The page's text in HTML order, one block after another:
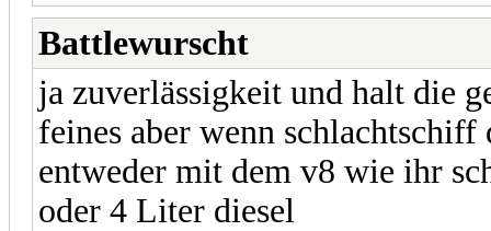
Battlewurscht
ja zuverlässigkeit und halt die
feines aber wenn
entweder mit dem v8 wie ihr
oder 4 Liter diesel